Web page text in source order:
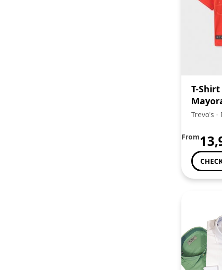
T-Shirt
Trevo's -
From